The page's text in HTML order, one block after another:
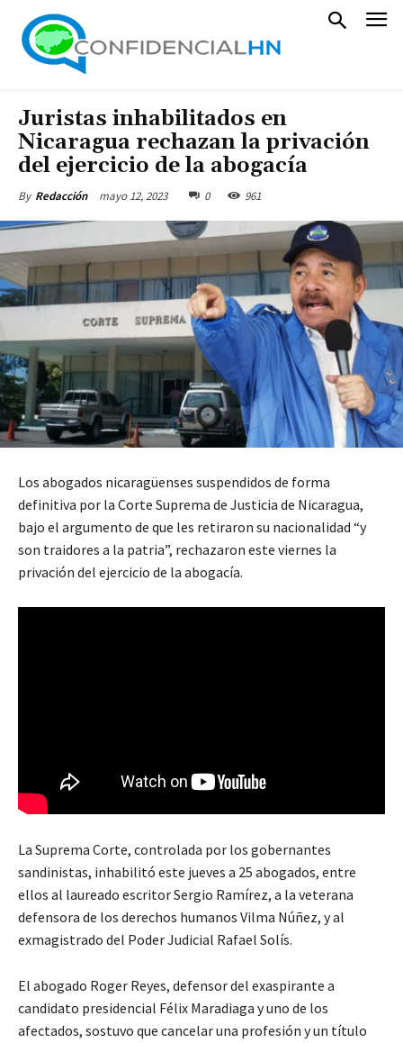
Juristas inhabilitados en
Nicaragua rechazan la privación
del ejercicio de la abogacía
By Redacción mayo 12, 2023 0 961
Los abogados nicaragüenses suspendidos de forma
definitiva por la Corte Suprema de Justicia de Nicaragua,
bajo el argumento de que les retiraron su nacionalidad “y
son traidores a la patria”, rechazaron este viernes la
privación del ejercicio de la abogacía.
La Suprema Corte, controlada por los gobernantes
sandinistas, inhabilitó este jueves a 25 abogados, entre
ellos al laureado escritor Sergio Ramírez, a la veterana
defensora de los derechos humanos Vilma Núñez, y al
exmagistrado del Poder Judicial Rafael Solís.
El abogado Roger Reyes, defensor del exaspirante a
candidato presidencial Félix Maradiaga y uno de los
afectados, sostuvo que cancelar una profesión y un título